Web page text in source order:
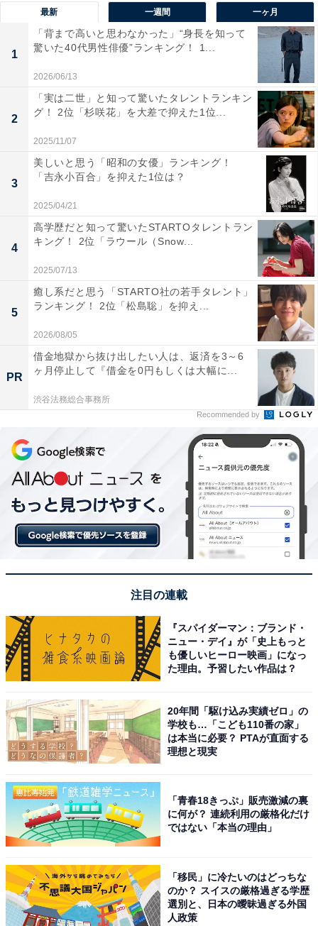
あり、エリア別ではシカゴやロサンゼルス、 アトランタ
などに多くの日系企業が拠点を置いています。 また、文
化の発信地として、世界中からさまざまな国籍の人が集
まるアメリカは、留学先としても高い人気を維持してい
ます。
アニメや漫画のレビュー、エンタメトピックスなどを中
心に、オールジャンルで執筆中のライター。時々、店舗
取材などのリポート記事も担当。All AboutおよびAll
About ニュースでのライター歴は5年。
次ページ
10位までの全ランキング結果を見
こちらもおすすめ
「日本人が多く住んでいる世界の都市」ランキ
1
最新 一週間 一ヶ月
1
「背まで高いと思わなかった」“身長を知って
驚いた40代男性俳優”ランキング！ 1...
2026/06/13
2
「実は二世」と知って驚いたタレントランキン
グ！ 2位「杉咲花」を大差で抑えた1位...
2025/11/07
3
美しいと思う「昭和の女優」ランキング！
「吉永小百合」を抑えた1位は？
2025/04/21
4
高学歴だと知って驚いたSTARTOタレントラン
キング！ 2位「ラウール（Snow...
2025/07/13
5
癒し系だと思う「STARTO社の若手タレント」
ランキング！ 2位「松島聡」を抑え...
2026/08/05
PR
借金地獄から抜け出したい人は、返済を3～6
ヶ月停止して『借金を0円もしくは大幅に...
渋谷法務総合事務所
Recommended by
注目の連載
『スパイダーマン：ブランド・
ニュー・デイ』が「史上もっと
も優しいヒーロー映画」になっ
た理由。予習したい作品は？
20年間「駆け込み実績ゼロ」の
学校も…「こども110番の家」
は本当に必要？ PTAが直面する
理想と現実
「青春18きっぷ」販売激減の裏
に何が？ 連続利用の厳格化だけ
ではない「本当の理由」
「移民」に冷たいのはどっちな
のか？ スイスの厳格過ぎる学歴
選別と、日本の曖昧過ぎる外国
人政策